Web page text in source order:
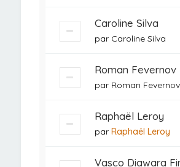
Caroline Silva
par Caroline Silva
Roman Fevernov
par Roman Fevernov
Raphaël Leroy
par Raphaël Leroy
Vasco Diawara